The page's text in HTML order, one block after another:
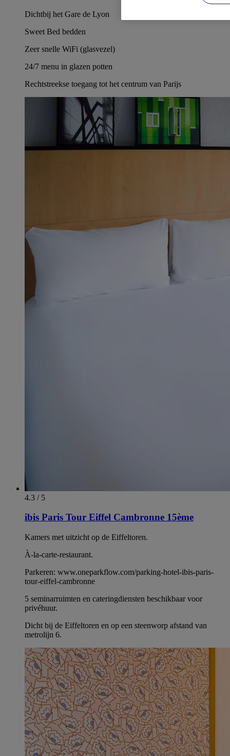
Dichtbij het Gare de Lyon
Sweet Bed bedden
Zeer snelle WiFi (glasvezel)
24/7 menu in glazen potten
Rechtstreekse toegang tot het centrum van Parijs
4.3 / 5
ibis Paris Tour Eiffel Cambronne 15ème
Kamers met uitzicht op de Eiffeltoren.
À-la-carte-restaurant.
Parkeren: www.oneparkflow.com/parking-hotel-ibis-paris-
tour-eiffel-cambronne
5 seminarruimten en cateringdiensten beschikbaar voor
privéhuur.
Dicht bij de Eiffeltoren en op een steenworp afstand van
metrolijn 6.